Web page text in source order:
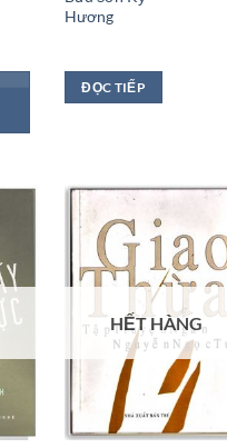
Hương
ĐỌC TIẾP
HẾT HÀNG